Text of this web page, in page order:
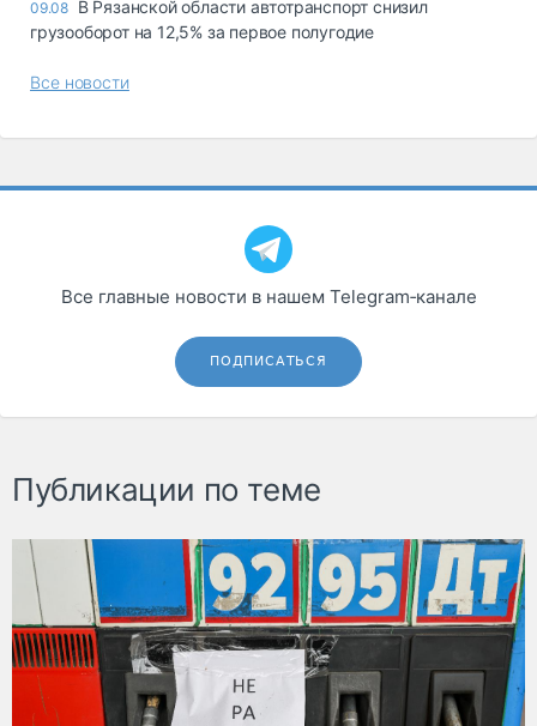
09.08 В Рязанской области автотранспорт снизил
грузооборот на 12,5% за первое полугодие
Все новости
Все главные новости в нашем Telegram‑канале
ПОДПИСАТЬСЯ
Публикации по теме